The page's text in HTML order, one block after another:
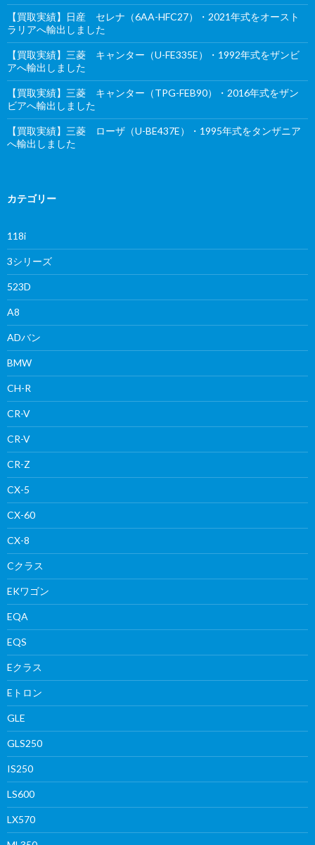
【買取実績】日産 セレナ（6AA-HFC27）・2021年式をオースト
ラリアへ輸出しました
【買取実績】三菱 キャンター（U-FE335E）・1992年式をザンビ
アへ輸出しました
【買取実績】三菱 キャンター（TPG-FEB90）・2016年式をザン
ビアへ輸出しました
【買取実績】三菱 ローザ（U-BE437E）・1995年式をタンザニア
へ輸出しました
カテゴリー
118i
3シリーズ
523D
A8
ADバン
BMW
CH-R
CR-V
CR-V
CR-Z
CX-5
CX-60
CX-8
Cクラス
EKワゴン
EQA
EQS
Eクラス
Eトロン
GLE
GLS250
IS250
LS600
LX570